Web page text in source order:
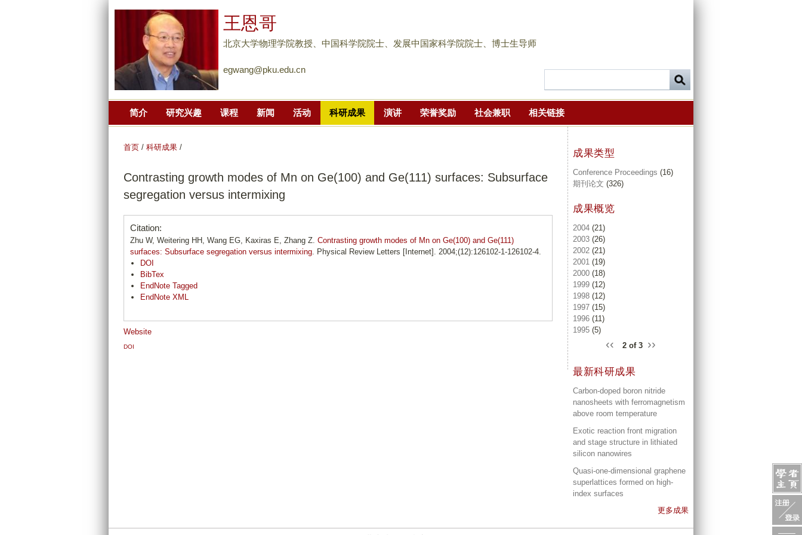
到
主
要
分
王恩哥
北京大学物理学院教授、中国科学院院士、发展中国家科学院院士、博士生导师
egwang@pku.edu.cn
简介 研究兴趣 课程 新闻 活动 科研成果 演讲 荣誉奖励 社会兼职 相关链接
首页 / 科研成果 /
Contrasting growth modes of Mn on Ge(100) and Ge(111) surfaces: Subsurface
segregation versus intermixing
Citation:
Zhu W, Weitering HH, Wang EG, Kaxiras E, Zhang Z. Contrasting growth modes of Mn on Ge(100) and Ge(111)
surfaces: Subsurface segregation versus intermixing. Physical Review Letters [Internet]. 2004;(12):126102-1-126102-4.
DOI
BibTex
EndNote Tagged
EndNote XML
Website
DOI
成果类型
Conference Proceedings (16)
期刊论文 (326)
成果概览
2004 (21)
2003 (26)
2002 (21)
2001 (19)
2000 (18)
1999 (12)
1998 (12)
1997 (15)
1996 (11)
1995 (5)
‹‹ 2 of 3 ››
最新科研成果
Carbon-doped boron nitride
nanosheets with ferromagnetism
above room temperature
Exotic reaction front migration
and stage structure in lithiated
silicon nanowires
Quasi-one-dimensional graphene
superlattices formed on high-
index surfaces
更多成果